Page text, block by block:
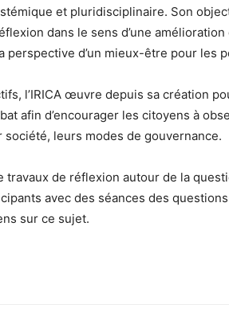
et pluridisciplinaire. Son
dans le sens d’une
perspective d’un mieux-être pour les
l’IRICA œuvre depuis sa création
afin d’encourager les citoyens à
leurs modes de gouvernance.
travaux de réflexion autour de la
avec des séances des
sur ce sujet.